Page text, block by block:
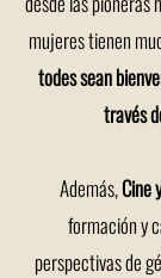
mujeres tienen
todes sean
través
Además,Cine
formación y
perspectivas de